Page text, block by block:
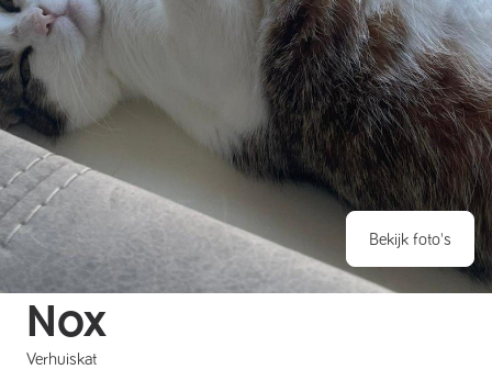
Bekijk foto's
Nox
Verhuiskat